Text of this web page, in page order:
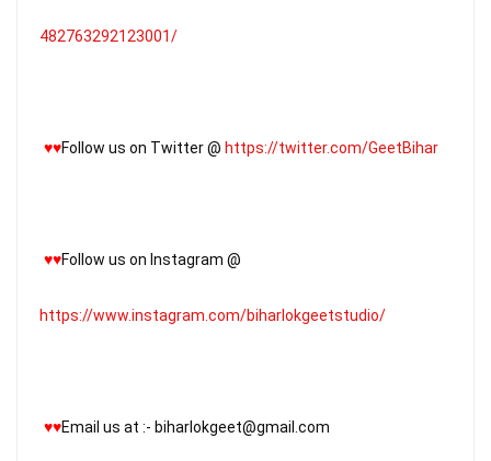
482763292123001/
♥♥Follow us on Twitter @ https://twitter.com/GeetBihar
♥♥
https://www.instagram.com/biharlokgeetstudio/
♥♥Email us at :- biharlokgeet@gmail.com